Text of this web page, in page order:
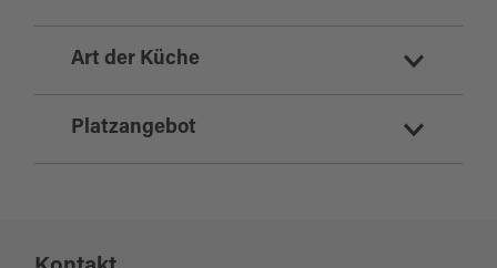
Gasthof
Gaststätte
Art der Küche
deutsch
Platzangebot